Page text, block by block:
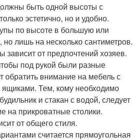
быть одной высоты с
эстетично, но и удобно.
по высоте в большую или
лишь на несколько сантиметров.
зависит от предпочтений хозяев.
под рукой были разные
обратить внимание на мебель с
Тем, кому необходимо
и стакан с водой, следует
на прикроватные столики.
от общего стиля.
считается прямоугольная